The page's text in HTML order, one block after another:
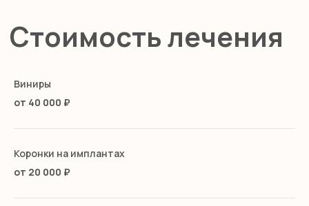
Виниры
от 40 000 ₽
Коронки на имплантах
от 20 000 ₽